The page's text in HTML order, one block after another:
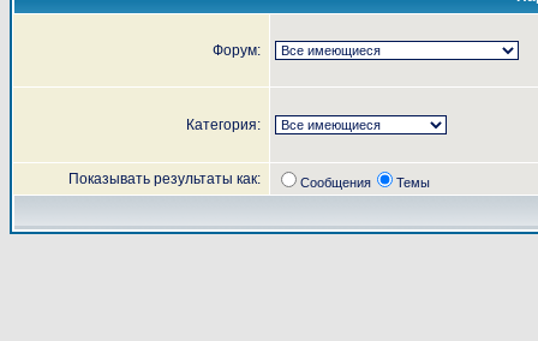
Форум:
Категория:
Показывать результаты как: Сообщения Темы